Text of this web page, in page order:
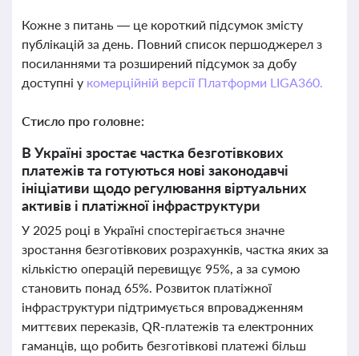
Кожне з питань — це короткий підсумок змісту
публікацій за день. Повний список першоджерел з
посиланнями та розширений підсумок за добу
доступні у комерційній версії Платформи LIGA360.
Стисло про головне:
В Україні зростає частка безготівкових
платежів та готуються нові законодавчі
ініціативи щодо регулювання віртуальних
активів і платіжної інфраструктури
У 2025 році в Україні спостерігається значне
зростання безготівкових розрахунків, частка яких за
кількістю операцій перевищує 95%, а за сумою
становить понад 65%. Розвиток платіжної
інфраструктури підтримується впровадженням
миттєвих переказів, QR-платежів та електронних
гаманців, що робить безготівкові платежі більш